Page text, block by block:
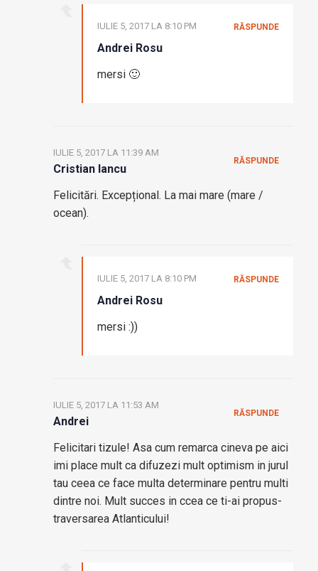
Andrei Rosu
IULIE 5, 2017 LA 8:10 PM
mersi 🙂
RĂSPUNDE
Cristian Iancu
IULIE 5, 2017 LA 11:39 AM
Felicitări. Excepțional. La mai mare (mare /
ocean).
RĂSPUNDE
Andrei Rosu
IULIE 5, 2017 LA 8:10 PM
mersi :))
RĂSPUNDE
Andrei
IULIE 5, 2017 LA 11:53 AM
Felicitari tizule! Asa cum remarca cineva pe aici
imi place mult ca difuzezi mult optimism in jurul
tau ceea ce face multa determinare pentru multi
dintre noi. Mult succes in ccea ce ti-ai propus-
traversarea Atlanticului!
RĂSPUNDE